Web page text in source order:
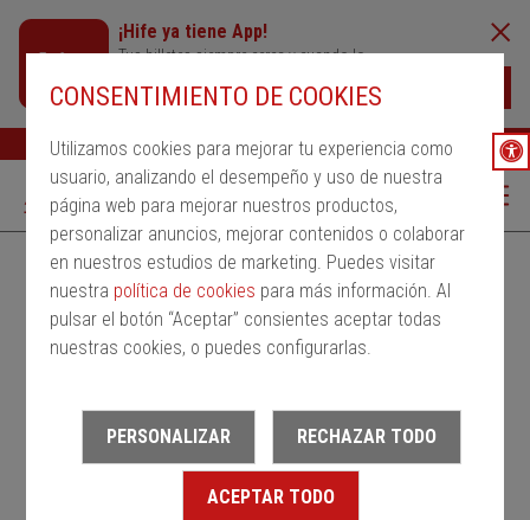
CONSENTIMIENTO DE COOKIES
Utilizamos cookies para mejorar tu experiencia como
usuario, analizando el desempeño y uso de nuestra
página web para mejorar nuestros productos,
personalizar anuncios, mejorar contenidos o colaborar
en nuestros estudios de marketing. Puedes visitar
nuestra política de cookies para más información. Al
pulsar el botón “Aceptar” consientes aceptar todas
nuestras cookies, o puedes configurarlas.
PERSONALIZAR RECHAZAR TODO
ACEPTAR TODO
¡Hife ya tiene App!
Tus billetes siempre cerca y cuando lo
Buscar Ayuda ESP
Desde